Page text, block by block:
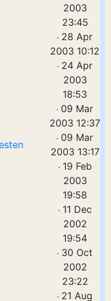
2003
23:45
28 Apr
2003 10:12
24 Apr
2003
18:53
09 Mar
2003 12:37
09 Mar
2003 13:17
19 Feb
2003
19:58
11 Dec
2002
19:54
30 Oct
2002
23:22
21 Aug